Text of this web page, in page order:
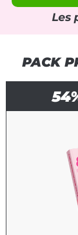
Les
PACK